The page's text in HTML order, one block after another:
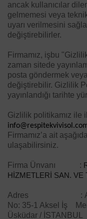
ancak kullanıcılar
gelmemesi veya
uyarı verilmesini
değiştirebilirler.
Firmamız, işbu
zaman sitede
posta göndermek
değiştirebilir. Gizlilik
yayınlandığı tarihte
Gizlilik politikamız ile
Firmamız’a ait
ulaşabilirsiniz.
Firma Ünvanı :
HİZMETLERİ SAN.
Adres :
No: 35-1 Aksel İş
Üsküdar / İSTANBUL